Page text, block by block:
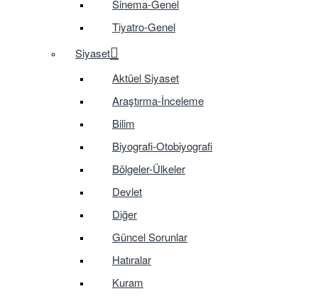
Sinema-Genel
Tiyatro-Genel
Siyaset
Aktüel Siyaset
Araştırma-İnceleme
Bilim
Biyografi-Otobiyografi
Bölgeler-Ülkeler
Devlet
Diğer
Güncel Sorunlar
Hatıralar
Kuram